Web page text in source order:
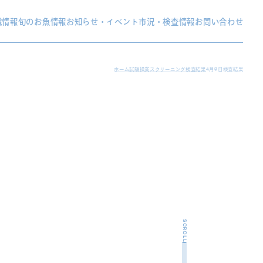
情報旬のお魚情報お知らせ・イベント市況・検査情報お問い合わせ
ホーム試験操業スクリーニング検査結果4月9日検査結果
SCROLL